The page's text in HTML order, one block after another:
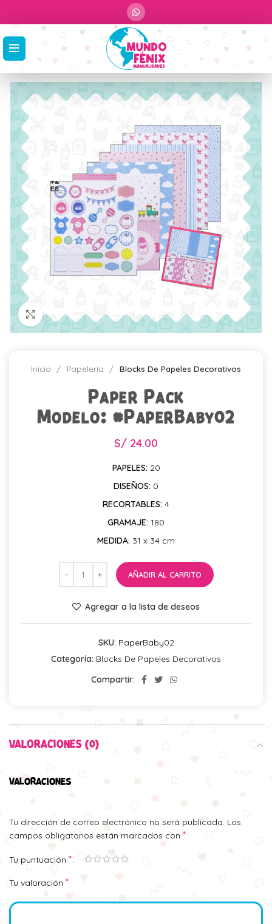
Click para agrandar
Inicio Papelería Blocks De Papeles Decorativos
Paper Pack
Modelo: #PaperBaby02
S/ 24.00
PAPELES: 20
DISEÑOS: 0
RECORTABLES: 4
GRAMAJE: 180
MEDIDA: 31 x 34 cm
AÑADIR AL CARRITO
Agregar a la lista de deseos
SKU: PaperBaby02
Categoría: Blocks De Papeles Decorativos
Compartir:
VALORACIONES (0)
VALORACIONES
Tu dirección de correo electrónico no será publicada. Los
campos obligatorios están marcados con *
Tu puntuación *
Tu valoración *